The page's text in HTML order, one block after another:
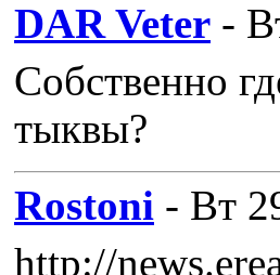
DAR Veter -
Собственно
тыквы?
Rostoni - Вт
http://